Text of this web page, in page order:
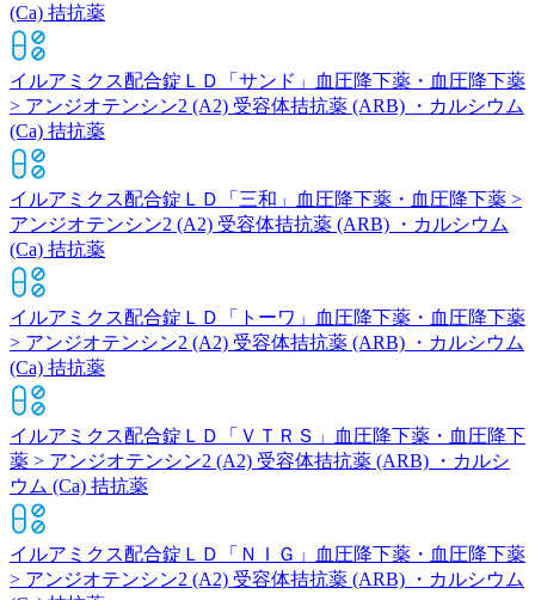
(Ca) 拮抗薬
イルアミクス配合錠ＬＤ「サンド」
血圧降下薬・血圧降下薬
> アンジオテンシン2 (A2) 受容体拮抗薬 (ARB) ・カルシウム
(Ca) 拮抗薬
イルアミクス配合錠ＬＤ「三和」
血圧降下薬・血圧降下薬 >
アンジオテンシン2 (A2) 受容体拮抗薬 (ARB) ・カルシウム
(Ca) 拮抗薬
イルアミクス配合錠ＬＤ「トーワ」
血圧降下薬・血圧降下薬
> アンジオテンシン2 (A2) 受容体拮抗薬 (ARB) ・カルシウム
(Ca) 拮抗薬
イルアミクス配合錠ＬＤ「ＶＴＲＳ」
血圧降下薬・血圧降下
薬 > アンジオテンシン2 (A2) 受容体拮抗薬 (ARB) ・カルシ
ウム (Ca) 拮抗薬
イルアミクス配合錠ＬＤ「ＮＩＧ」
血圧降下薬・血圧降下薬
> アンジオテンシン2 (A2) 受容体拮抗薬 (ARB) ・カルシウム